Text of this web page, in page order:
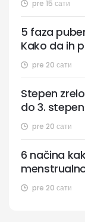
pre 15 сати
pre 20 сати
5 faza
Kako da ih
pre 20 сати
Stepen
do 3.
pre 20 сати
6 načina